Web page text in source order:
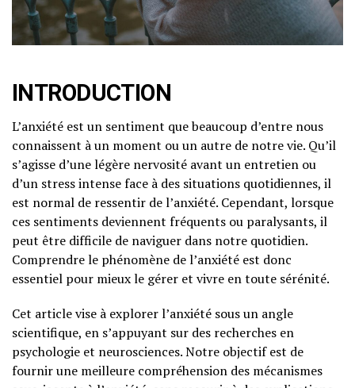
INTRODUCTION
L’anxiété est un sentiment que beaucoup d’entre nous
connaissent à un moment ou un autre de notre vie. Qu’il
s’agisse d’une légère nervosité avant un entretien ou
d’un stress intense face à des situations quotidiennes, il
est normal de ressentir de l’anxiété. Cependant, lorsque
ces sentiments deviennent fréquents ou paralysants, il
peut être difficile de naviguer dans notre quotidien.
Comprendre le phénomène de l’anxiété est donc
essentiel pour mieux le gérer et vivre en toute sérénité.
Cet article vise à explorer l’anxiété sous un angle
scientifique, en s’appuyant sur des recherches en
psychologie et neurosciences. Notre objectif est de
fournir une meilleure compréhension des mécanismes